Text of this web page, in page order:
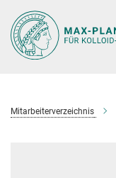
Hauptinhalt
Mitarbeiterverzeichnis